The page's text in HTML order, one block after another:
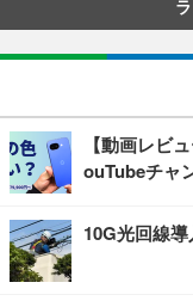
【動画レビ
ouTubeチャ
10G光回線